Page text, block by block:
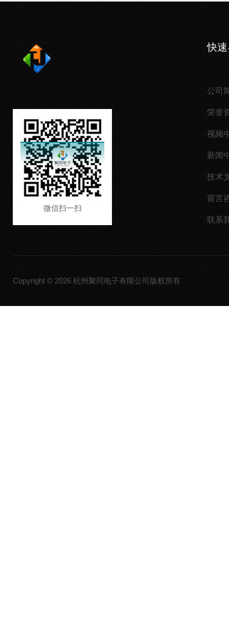
微信扫一扫
快
公司
荣誉
视频
新闻
技术
留言
联系
Copyright © 2026 杭州聚同电子有限公司版权所有